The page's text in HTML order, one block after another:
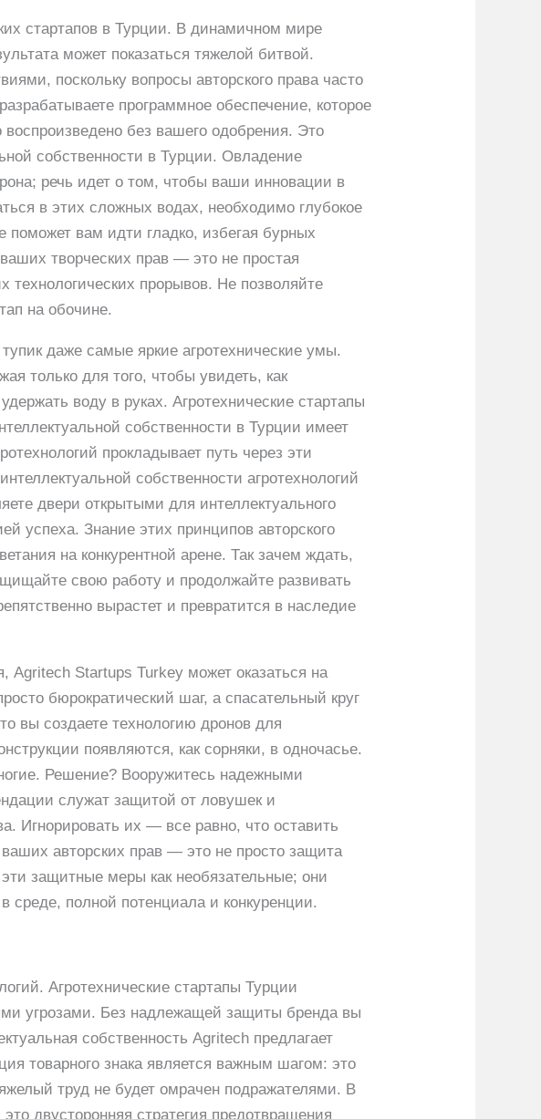
стартапов в Турции. В динамичном мире
может показаться тяжелой битвой.
поскольку вопросы авторского права часто
программное обеспечение, которое
без вашего одобрения. Это
собственности в Турции. Овладение
речь идет о том, чтобы ваши инновации в
в этих сложных водах, необходимо глубокое
поможет вам идти гладко, избегая бурных
творческих прав — это не простая
технологических прорывов. Не позволяйте
на обочине.
даже самые яркие агротехнические умы.
только для того, чтобы увидеть, как
воду в руках. Агротехнические стартапы
собственности в Турции имеет
прокладывает путь через эти
собственности агротехнологий
двери открытыми для интеллектуального
успеха. Знание этих принципов авторского
на конкурентной арене. Так зачем ждать,
свою работу и продолжайте развивать
вырастет и превратится в наследие
Agritech Startups Turkey может оказаться на
бюрократический шаг, а спасательный круг
вы создаете технологию дронов для
появляются, как сорняки, в одночасье.
Решение? Вооружитесь надежными
служат защитой от ловушек и
Игнорировать их — все равно, что оставить
авторских прав — это не просто защита
защитные меры как необязательные; они
полной потенциала и конкуренции.
Агротехнические стартапы Турции
угрозами. Без надлежащей защиты бренда вы
собственность Agritech предлагает
товарного знака является важным шагом: это
труд не будет омрачен подражателями. В
двусторонняя стратегия предотвращения